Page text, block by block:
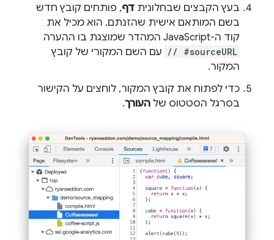
בעץ הקבצים שבחלונית דף, פותחים קובץ חדש
בשם המותאם אישית שהזנתם. הוא מכיל את
קוד ה-JavaScript המהדר שמוצגת בו ההערה
// #sourceURL עם השם המקורי של קובץ
המקור.
כדי לפתוח את קובץ המקור, לוחצים על הקישור
בסרגל הסטטוס של העורך.